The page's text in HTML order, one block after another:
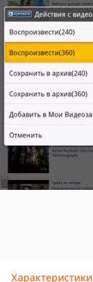
Характеристики